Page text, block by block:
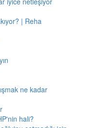
| Reha
ne kadar
hali?